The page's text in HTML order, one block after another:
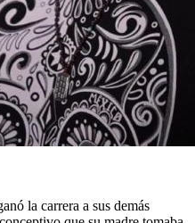
la carrera a sus demás